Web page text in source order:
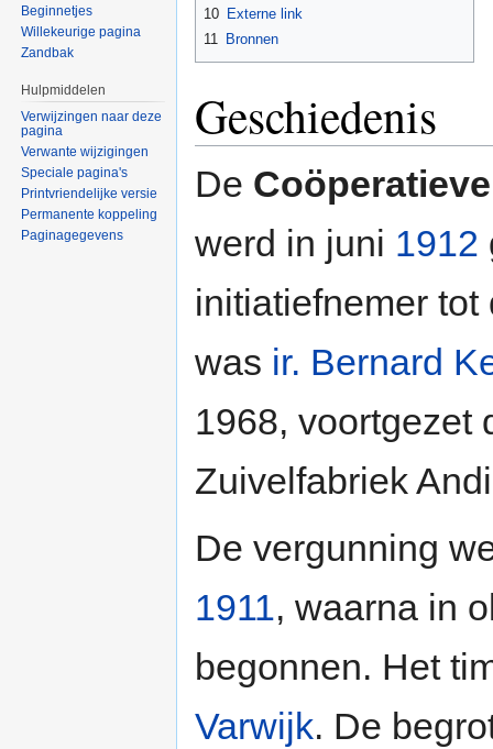
10 Externe link
11
Bronnen
Geschiedenis
De
werd in juni 1912
initiatiefnemer
was ir. Bernard
1968, voortgezet
Zuivelfabriek
De vergunning
1911, waarna in
begonnen. Het
Varwijk. De
Beginnetjes
Willekeurige pagina
Zandbak
Hulpmiddelen
Verwijzingen naar deze
pagina
Verwante wijzigingen
Speciale pagina's
Printvriendelijke versie
Permanente koppeling
Paginagegevens